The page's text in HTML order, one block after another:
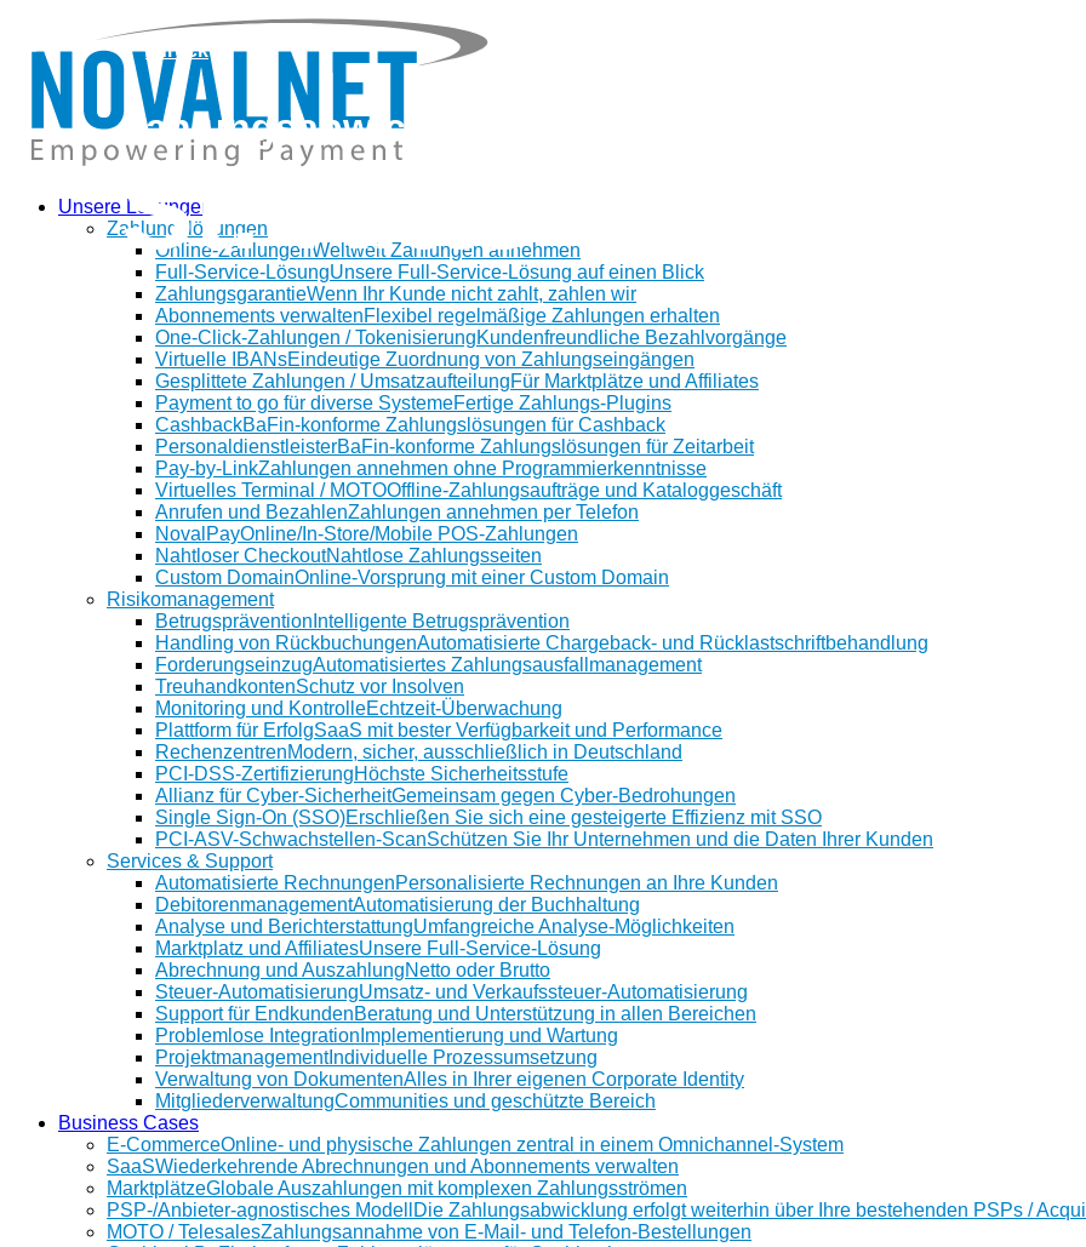
Unsere Lösungen
Zahlungslösungen
Online-ZahlungenWeltweit Zahlungen annehmen
Full-Service-LösungUnsere Full-Service-Lösung auf einen Blick
ZahlungsgarantieWenn Ihr Kunde nicht zahlt, zahlen wir
Abonnements verwaltenFlexibel regelmäßige Zahlungen erhalten
One-Click-Zahlungen / TokenisierungKundenfreundliche Bezahlvorgänge
Virtuelle IBANsEindeutige Zuordnung von Zahlungseingängen
Gesplittete Zahlungen / UmsatzaufteilungFür Marktplätze und Affiliates
Payment to go für diverse SystemeFertige Zahlungs-Plugins
CashbackBaFin-konforme Zahlungslösungen für Cashback
PersonaldienstleisterBaFin-konforme Zahlungslösungen für Zeitarbeit
Pay-by-LinkZahlungen annehmen ohne Programmierkenntnisse
Virtuelles Terminal / MOTOOffline-Zahlungsaufträge und Kataloggeschäft
Anrufen und BezahlenZahlungen annehmen per Telefon
NovalPayOnline/In-Store/Mobile POS-Zahlungen
Nahtloser CheckoutNahtlose Zahlungsseiten
Custom DomainOnline-Vorsprung mit einer Custom Domain
Risikomanagement
Betrugsprävention Intelligente Betrugsprävention
Handling von RückbuchungenAutomatisierte Chargeback- und Rücklastschriftbehandlung
ForderungseinzugAutomatisiertes Zahlungsausfallmanagement
TreuhandkontenSchutz vor Insolven
Monitoring und KontrolleEchtzeit-Überwachung
Plattform für ErfolgSaaS mit bester Verfügbarkeit und Performance
RechenzentrenModern, sicher, ausschließlich in Deutschland
PCI-DSS-ZertifizierungHöchste Sicherheitsstufe
Allianz für Cyber-SicherheitGemeinsam gegen Cyber-Bedrohungen
Single Sign-On (SSO)Erschließen Sie sich eine gesteigerte Effizienz mit SSO
PCI-ASV-Schwachstellen-ScanSchützen Sie Ihr Unternehmen und die Daten Ihrer Kunden
Services & Support
Automatisierte RechnungenPersonalisierte Rechnungen an Ihre Kunden
DebitorenmanagementAutomatisierung der Buchhaltung
Analyse und BerichterstattungUmfangreiche Analyse-Möglichkeiten
Marktplatz und AffiliatesUnsere Full-Service-Lösung
Abrechnung und AuszahlungNetto oder Brutto
Steuer-AutomatisierungUmsatz- und Verkaufssteuer-Automatisierung
Support für EndkundenBeratung und Unterstützung in allen Bereichen
Problemlose Integration Implementierung und Wartung
ProjektmanagementIndividuelle Prozessumsetzung
Verwaltung von DokumentenAlles in Ihrer eigenen Corporate Identity
MitgliederverwaltungCommunities und geschützte Bereich
Business Cases
E-CommerceOnline- und physische Zahlungen zentral in einem Omnichannel-System
SaaSWiederkehrende Abrechnungen und Abonnements verwalten
MarktplätzeGlobale Auszahlungen mit komplexen Zahlungsströmen
PSP-/Anbieter‑agnostisches Modell Die Zahlungsabwicklung erfolgt weiterhin über Ihre bestehenden PSPs /
MOTO / TelesalesZahlungsannahme von E-Mail- und Telefon-Bestellungen
zurück
Zahlungsabwicklung in
St. Kitts und Nevis